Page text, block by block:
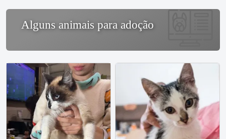
Alguns animais para adoção